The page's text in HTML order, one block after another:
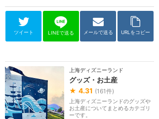
ツイート LINEで送る メールで送る URLをコピー
上海ディズニーランド
グッズ・お土産
★ 4.31 (161件)
上海ディズニーランドのグッズや
お土産についてまとめるカテゴリ
ーです。